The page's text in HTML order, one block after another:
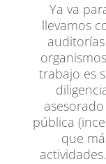
Ya va
llevamos
trabajo es
pública
que